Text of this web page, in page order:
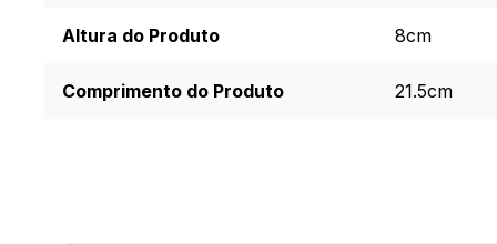
Altura do Produto 8cm
Comprimento do Produto 21.5cm